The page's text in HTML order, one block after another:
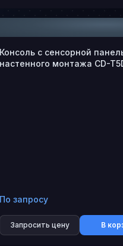
Консоль с сенсорной
настенного монтажа CD-
По запросу
Запросить цену В